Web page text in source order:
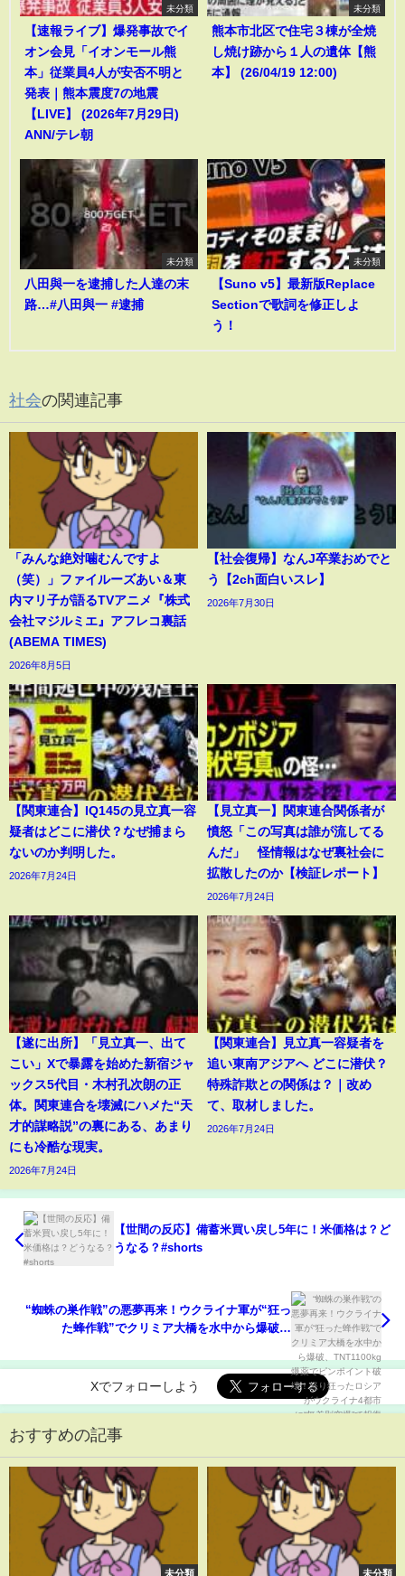
未分類
【速報ライブ】爆発事故でイ
オン会見「イオンモール熊
本」従業員4人が安否不明と
発表｜熊本震度7の地震
【LIVE】 (2026年7月29日)
ANN/テレ朝
未分類
熊本市北区で住宅３棟が全焼
し焼け跡から１人の遺体【熊
本】 (26/04/19 12:00)
未分類
八田與一を逮捕した人達の末
路…#八田與一 #逮捕
未分類
【Suno v5】最新版Replace
Sectionで歌詞を修正しよ
う！
社会の関連記事
「みんな絶対噛むんですよ
（笑）」ファイルーズあい＆東
内マリ子が語るTVアニメ『株式
会社マジルミエ』アフレコ裏話
(ABEMA TIMES)
2026年8月5日
【社会復帰】なんJ卒業おめでと
う【2ch面白いスレ】
2026年7月30日
【関東連合】IQ145の見立真一容
疑者はどこに潜伏？なぜ捕まら
ないのか判明した。
2026年7月24日
【見立真一】関東連合関係者が
憤怒「この写真は誰が流してる
んだ」 怪情報はなぜ裏社会に
拡散したのか【検証レポート】
2026年7月24日
【遂に出所】「見立真一、出て
こい」Xで暴露を始めた新宿ジャ
ックス5代目・木村孔次朗の正
体。関東連合を壊滅にハメた“天
才的謀略説”の裏にある、あまり
にも冷酷な現実。
2026年7月24日
【関東連合】見立真一容疑者を
追い東南アジアへ どこに潜伏？
特殊詐欺との関係は？｜改め
て、取材しました。
2026年7月24日
【世間の反応】備蓄米買い戻し5年に！米価格は？ど
うなる？#shorts
“蜘蛛の巣作戦”の悪夢再来！ウクライナ軍が“狂っ
た蜂作戦”でクリミア大橋を水中から爆破、
始！
Xでフォローしよう
おすすめの記事